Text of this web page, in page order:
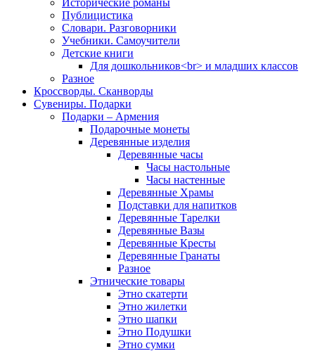
Исторические романы
Публицистика
Словари. Разговорники
Учебники. Самоучители
Детские книги
Для дошкольников<br> и младших классов
Разное
Кроссворды. Сканворды
Сувениры. Подарки
Подарки – Армения
Подарочные монеты
Деревянные изделия
Деревянные часы
Часы настольные
Часы настенные
Деревянные Храмы
Подставки для напитков
Деревянные Тарелки
Деревянные Вазы
Деревянные Кресты
Деревянные Гранаты
Разное
Этнические товары
Этно скатерти
Этно жилетки
Этно шапки
Этно Подушки
Этно сумки